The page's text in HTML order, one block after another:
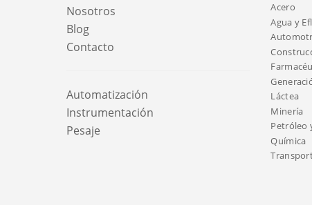
Nosotros
Blog
Contacto
Automatización
Instrumentación
Pesaje
Acero
Agua y
Láctea
Minería
Petróleo
Química